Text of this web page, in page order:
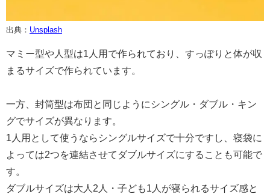
出典： Unsplash
マミー型や人型は1人用で作られており、すっぽりと体が収
まるサイズで作られています。
一方、封筒型は布団と同じようにシングル・ダブル・キン
グでサイズが異なります。
1人用として使うならシングルサイズで十分ですし、寝袋に
よっては2つを連結させてダブルサイズにすることも可能で
す。
ダブルサイズは大人2人・子ども1人が寝られるサイズ感と